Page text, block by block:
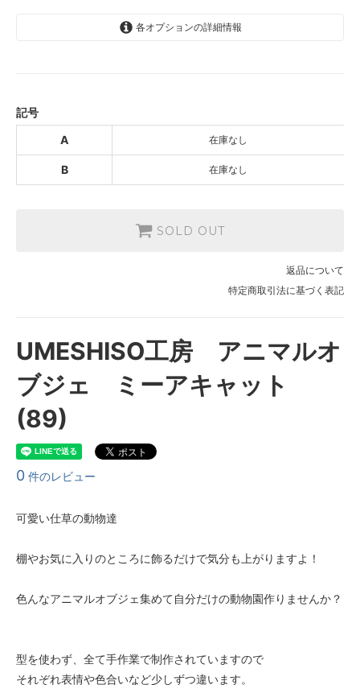
各オプションの詳細情報
記号
A
在庫なし
B 在庫なし
SOLD OUT
返品について
特定商取引法に基づく表記
UMESHISO工房 アニマルオ
ブジェ ミーアキャット
(89)
0 件のレビュー
可愛い仕草の動物達
棚やお気に入りのところに飾るだけで気分も上がりますよ！
色んなアニマルオブジェ集めて自分だけの動物園作りませんか？
型を使わず、全て手作業で制作されていますので
それぞれ表情や色合いなど少しずつ違います。